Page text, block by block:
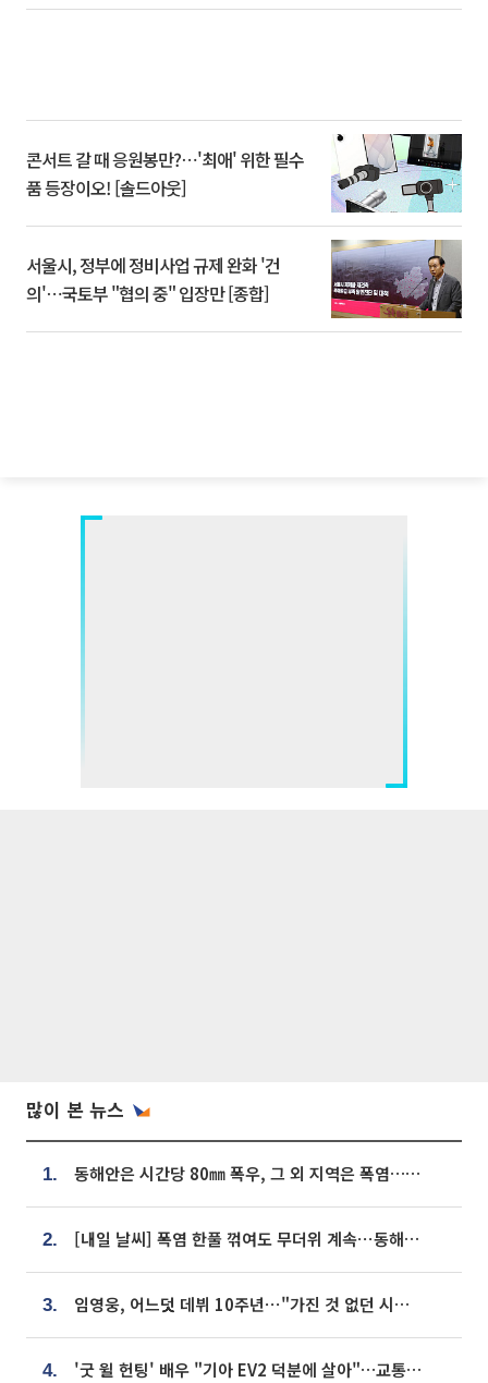
콘서트 갈 때 응원봉만?⋯'최애' 위한 필수
품 등장이오! [솔드아웃]
서울시, 정부에 정비사업 규제 완화 '건
의'⋯국토부 "협의 중" 입장만 [종합]
많이 본 뉴스
1. 동해안은 시간당 80㎜ 폭우, 그 외 지역은 폭염…‘극과 극 날씨’
2. [내일 날씨] 폭염 한풀 꺾여도 무더위 계속⋯동해안 이틀 연속 비
3. 임영웅, 어느덧 데뷔 10주년⋯"가진 것 없던 시절, 내 앞엔 20명의 팬뿐"
4. '굿 윌 헌팅' 배우 "기아 EV2 덕분에 살아"…교통사고 후 안전성 극찬